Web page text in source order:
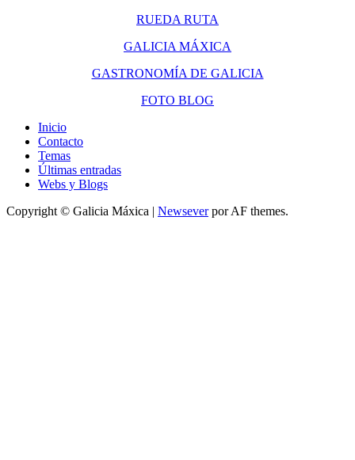
RUEDA RUTA
GALICIA MÁXICA
GASTRONOMÍA DE GALICIA
FOTO BLOG
Inicio
Contacto
Temas
Últimas entradas
Webs y Blogs
Copyright © Galicia Máxica | Newseverpor AF themes.